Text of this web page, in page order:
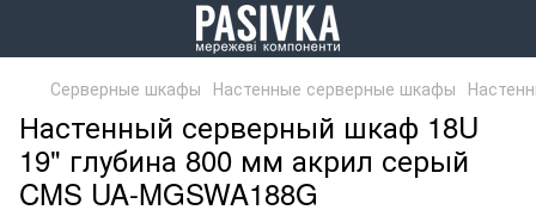
Серверные шкафы Настенные серверные шкафы
Настенный серверный шкаф 18U
19" глубина 800 мм акрил серый
CMS UA-MGSWA188G